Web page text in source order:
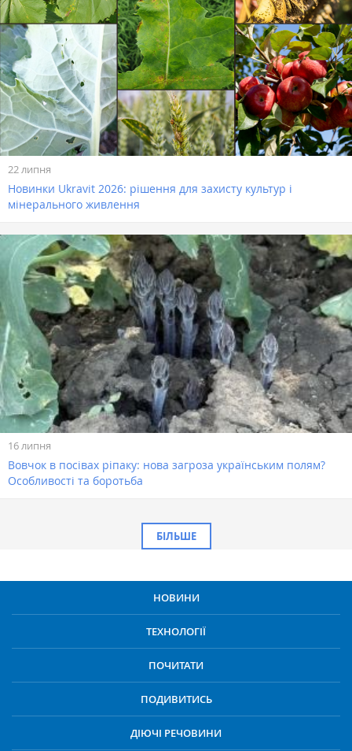
22 липня
Новинки Ukravit 2026: рішення для захисту культур і
мінерального живлення
16 липня
Вовчок в посівах ріпаку: нова загроза українським полям?
Особливості та боротьба
БІЛЬШЕ
НОВИНИ
ТЕХНОЛОГІЇ
ПОЧИТАТИ
ПОДИВИТИСЬ
ДІЮЧІ РЕЧОВИНИ